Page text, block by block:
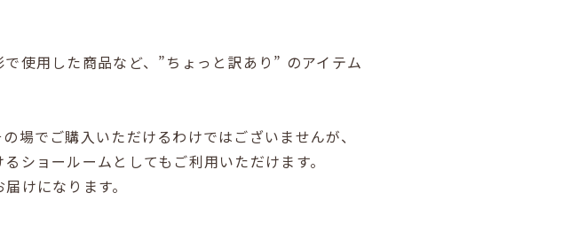
使用した商品など、”ちょっと訳あり” のアイテム
場でご購入いただけるわけではございませんが、
ショールームとしてもご利用いただけます。
けになります。